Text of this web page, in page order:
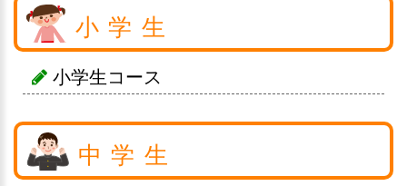
小学生
小学生コース
中学生